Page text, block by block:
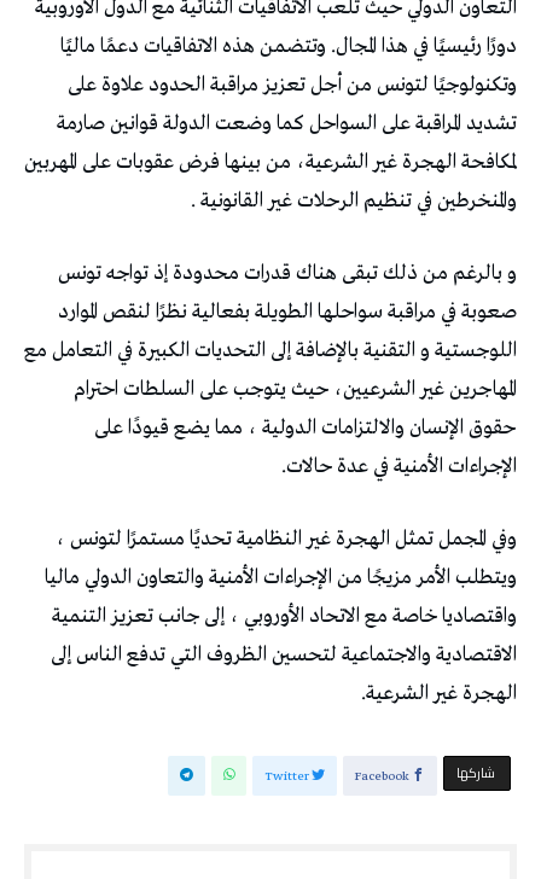
التعاون الدولي حيث تلعب الاتفاقيات الثنائية مع الدول الأوروبية
دورًا رئيسيًا في هذا المجال. وتتضمن هذه الاتفاقيات دعمًا ماليًا
وتكنولوجيًا لتونس من أجل تعزيز مراقبة الحدود علاوة على
تشديد المراقبة على السواحل كما وضعت الدولة قوانين صارمة
لمكافحة الهجرة غير الشرعية، من بينها فرض عقوبات على المهربين
والمنخرطين في تنظيم الرحلات غير القانونية .
و بالرغم من ذلك تبقى هناك قدرات محدودة إذ تواجه تونس
صعوبة في مراقبة سواحلها الطويلة بفعالية نظرًا لنقص الموارد
اللوجستية و التقنية بالإضافة إلى التحديات الكبيرة في التعامل مع
المهاجرين غير الشرعيين، حيث يتوجب على السلطات احترام
حقوق الإنسان والالتزامات الدولية ، مما يضع قيودًا على
الإجراءات الأمنية في عدة حالات.
وفي المجمل تمثل الهجرة غير النظامية تحديًا مستمرًا لتونس ،
ويتطلب الأمر مزيجًا من الإجراءات الأمنية والتعاون الدولي ماليا
واقتصاديا خاصة مع الاتحاد الأوروبي ، إلى جانب تعزيز التنمية
الاقتصادية والاجتماعية لتحسين الظروف التي تدفع الناس إلى
الهجرة غير الشرعية.
‫‫ شاركها‬ Facebook
Twitter